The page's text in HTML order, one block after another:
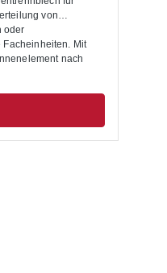
von
oder
Mit
nach
1/2/3 geeignet.